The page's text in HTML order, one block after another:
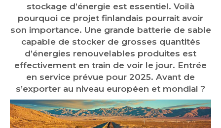
stockage d’énergie est essentiel. Voilà
pourquoi ce projet finlandais pourrait avoir
son importance. Une grande batterie de sable
capable de stocker de grosses quantités
d’énergies renouvelables produites est
effectivement en train de voir le jour. Entrée
en service prévue pour 2025. Avant de
s’exporter au niveau européen et mondial ?